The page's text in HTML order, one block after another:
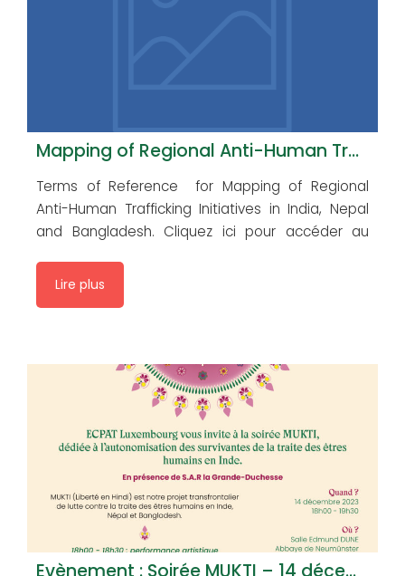
Mapping of Regional Anti-Human Trafficking Initiatives in India, Nepal and Bangladesh
Terms of Reference for Mapping of Regional
Anti-Human Trafficking Initiatives in India, Nepal
and Bangladesh. Cliquez ici pour accéder au
Lire plus
Evènement : Soirée MUKTI – 14 décembre 2023